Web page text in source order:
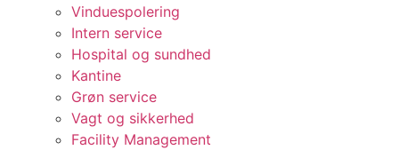
Vinduespolering
Intern service
Hospital og sundhed
Kantine
Grøn service
Vagt og sikkerhed
Facility Management